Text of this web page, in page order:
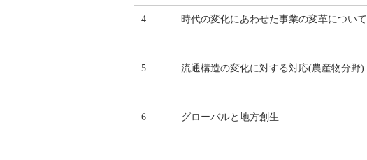
4 時代の変化にあわせた事業の変革について
5 流通構造の変化に対する対応(農産物分野)
6 グローバルと地方創生